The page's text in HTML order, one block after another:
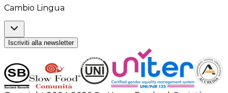
Cambio Lingua
Iscriviti alla newsletter